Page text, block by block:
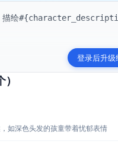
，描绘
登录后升级
）
如深色头发的孩童带着忧郁表情